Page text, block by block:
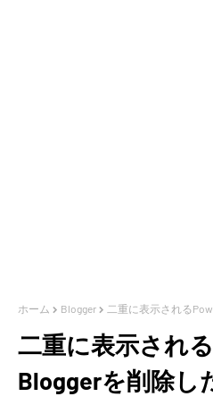
ホーム Blogger 二重に表示される
二重に表示され
Bloggerを削除し